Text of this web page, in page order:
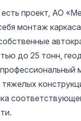
проект, АО
монтаж
до 25 тонн,